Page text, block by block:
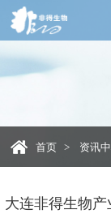
首页 > 资讯
大连非得生物